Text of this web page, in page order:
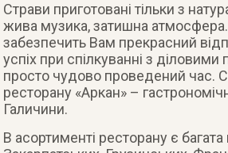
Страви приготовані тільки з
жива музика, затишна
забезпечить Вам прекрасний
успіх при спілкуванні з діловими
просто чудово проведений час.
ресторану «Аркан» –
Галичини.
В асортименті ресторану є багата